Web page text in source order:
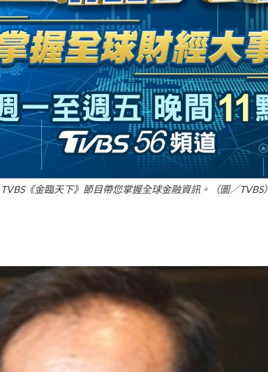
TVBS《金臨天下》節目帶您掌握全球金融資訊。（圖／TVBS）